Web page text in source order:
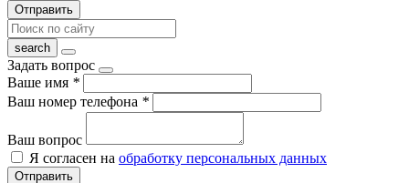
Отправить
Задать вопрос
Ваше имя *
Ваш номер телефона *
Ваш вопрос
Я согласен на обработку персональных данных
Отправить